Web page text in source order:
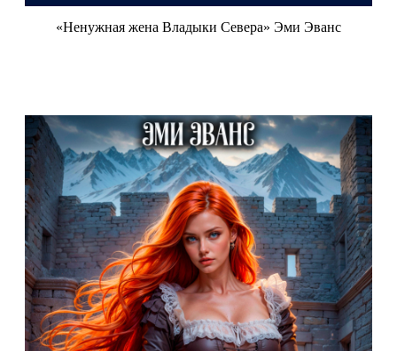
«Ненужная жена Владыки Севера» Эми Эванс